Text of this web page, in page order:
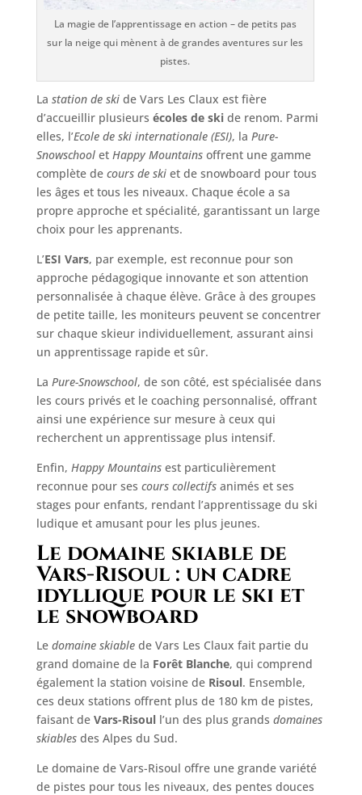
La magie de l’apprentissage en action – de petits pas
sur la neige qui mènent à de grandes aventures sur les
pistes.
La station de skide Vars Les Claux est fière
d’accueillir plusieurs écoles de skide renom. Parmi
elles, l’Ecole de ski internationale (ESI), la Pure-
Snowschoolet Happy Mountainsoffrent une gamme
complète de cours de skiet de snowboard pour tous
les âges et tous les niveaux. Chaque école a sa
propre approche et spécialité, garantissant un large
choix pour les apprenants.
L’ESI Vars, par exemple, est reconnue pour son
approche pédagogique innovante et son attention
personnalisée à chaque élève. Grâce à des groupes
de petite taille, les moniteurs peuvent se concentrer
sur chaque skieur individuellement, assurant ainsi
un apprentissage rapide et sûr.
La Pure-Snowschool, de son côté, est spécialisée dans
les cours privés et le coaching personnalisé, offrant
ainsi une expérience sur mesure à ceux qui
recherchent un apprentissage plus intensif.
Enfin, Happy Mountainsest particulièrement
reconnue pour ses cours collectifsanimés et ses
stages pour enfants, rendant l’apprentissage du ski
ludique et amusant pour les plus jeunes.
Le domaine skiable de
Vars-Risoul : un cadre
idyllique pour le ski et
le snowboard
Le domaine skiablede Vars Les Claux fait partie du
grand domaine de la Forêt Blanche, qui comprend
également la station voisine de Risoul. Ensemble,
ces deux stations offrent plus de 180 km de pistes,
faisant de Vars-Risoull’un des plus grands domaines
skiablesdes Alpes du Sud.
Le domaine de Vars-Risoul offre une grande variété
de pistes pour tous les niveaux, des pentes douces